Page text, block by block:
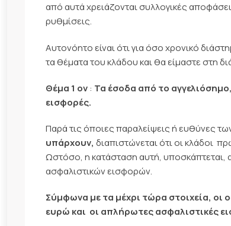
από αυτά χρειάζονται συλλογικές
ρυθμίσεις.
Αυτονόητο είναι ότι για όσο χρονικό
τα θέματα του κλάδου και θα είμαστε στη
Θέμα 1 ον: Τα έσοδα από το
εισφορές.
Παρά τις όποιες παραλείψεις ή ευθύνες
υπάρχουν, διαπιστώνεται ότι οι κλάδοι 
Ωστόσο, η κατάσταση αυτή, υποσκάπτεται,
ασφαλιστικών εισφορών.
Σύμφωνα με τα μέχρι τώρα στοιχεία, οι
ευρώ και οι απλήρωτες ασφαλιστικές